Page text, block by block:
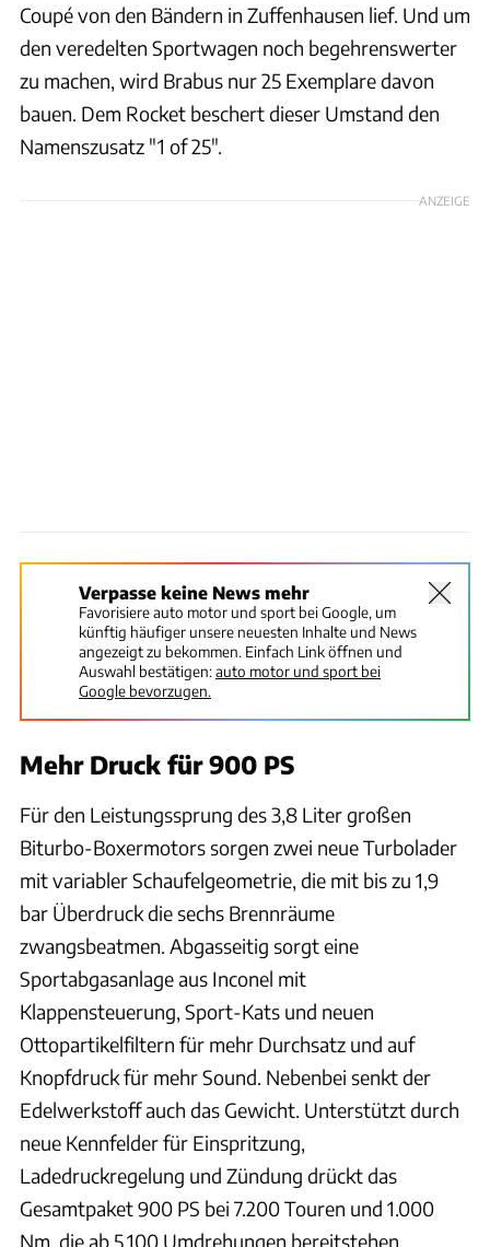
Coupé von den Bändern in Zuffenhausen lief. Und um
den veredelten Sportwagen noch begehrenswerter
zu machen, wird Brabus nur 25 Exemplare davon
bauen. Dem Rocket beschert dieser Umstand den
Namenszusatz "1 of 25".
ANZEIGE
Verpasse keine News mehr
Favorisiere auto motor und sport bei Google, um
künftig häufiger unsere neuesten Inhalte und News
angezeigt zu bekommen. Einfach Link öffnen und
Auswahl bestätigen:auto motor und sport bei
Google bevorzugen.
Mehr Druck für 900 PS
Für den Leistungssprung des 3,8 Liter großen
Biturbo-Boxermotors sorgen zwei neue Turbolader
mit variabler Schaufelgeometrie, die mit bis zu 1,9
bar Überdruck die sechs Brennräume
zwangsbeatmen. Abgasseitig sorgt eine
Sportabgasanlage aus Inconel mit
Klappensteuerung, Sport-Kats und neuen
Ottopartikelfiltern für mehr Durchsatz und auf
Knopfdruck für mehr Sound. Nebenbei senkt der
Edelwerkstoff auch das Gewicht. Unterstützt durch
neue Kennfelder für Einspritzung,
Ladedruckregelung und Zündung drückt das
Gesamtpaket 900 PS bei 7.200 Touren und 1.000
Nm, die ab 5.100 Umdrehungen bereitstehen.